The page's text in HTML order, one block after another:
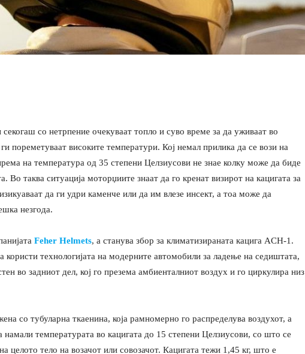
со нетрпение очекуваат топло и суво време за да уживаат во
пореметуваат високите температури. Кој немал прилика да се вози на
на температура од 35 степени Целзиусови не знае колку може да биде
Во таква ситуација моторџиите знаат да го кренат визирот на кацигата за
да ги удри каменче или да им влезе инсект, а тоа може да
незгода.
Feher Helmets, а станува збор за климатизираната кацига ACH-1.
користи технологијата на модерните автомобили за ладење на седиштата,
во задниот дел, кој го презема амбиенталниот воздух и го циркулира низ
со тубуларна ткаенина, која рамномерно го распределува воздухот, а
температурата во кацигата до 15 степени Целзиусови, со што се
целото тело на возачот или совозачот. Кацигата тежи 1,45 кг, што е